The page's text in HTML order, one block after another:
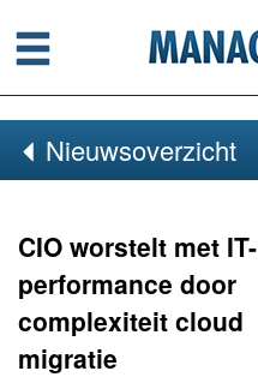
Menu
Nieuwsoverzicht
CIO worstelt met IT-
performance door
complexiteit cloud
migratie